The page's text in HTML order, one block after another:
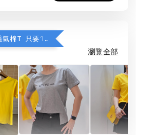
加購 MIT防曬透氣棉T 只要190元
瀏覽全部